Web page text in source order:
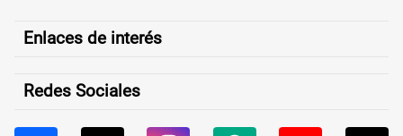
Enlaces de interés
Redes Sociales